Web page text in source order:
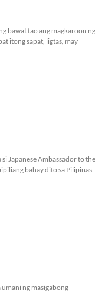
bawat tao ang magkaroon ng
itong sapat, ligtas, may
Japanese Ambassador to the
bahay dito sa Pilipinas.
ng masigabong